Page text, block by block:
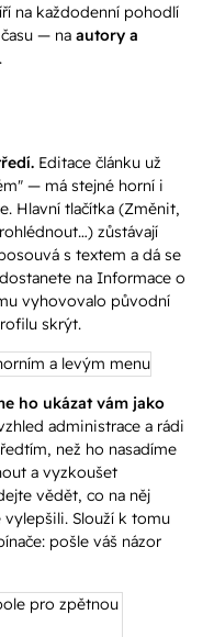
na každodenní pohodlí
— na autory a
Editace článku už
— má stejné horní i
Hlavní tlačítka (Změnit,
zůstávají
s textem a dá se
na Informace o
vyhovovalo původní
skrýt.
ho ukázat vám jako
administrace a rádi
než ho nasadíme
a vyzkoušet
vědět, co na něj
Slouží k tomu
pošle váš názor